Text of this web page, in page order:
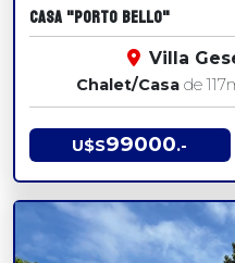
CASA "PORTO BELLO"
Villa
Chalet/Casade 117
U$S99000.-